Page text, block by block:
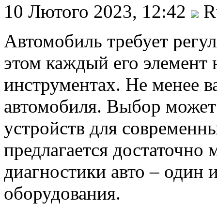
10 Лютого 2023, 12:42
Автомобиль требует
этом каждый его элемент
инструментах. Не менее
автомобиля. Выбор может
устройств для
предлагается достаточно
диагностики авто – один
оборудования.